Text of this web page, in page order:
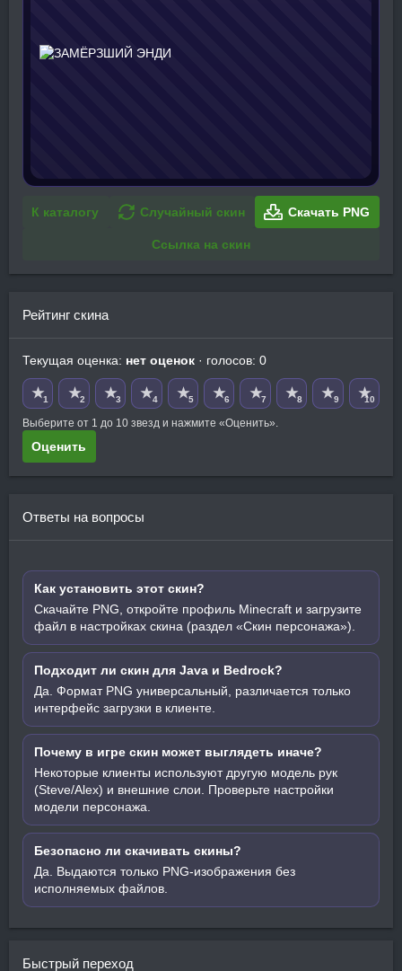
К каталогу Случайный скин Скачать PNG
Ссылка на скин
Рейтинг скина
Текущая оценка: нет оценок · голосов: 0
★1 ★2 ★3 ★4 ★5 ★6 ★7 ★8 ★9 ★10
Выберите от 1 до 10 звезд и нажмите «Оценить».
Оценить
Ответы на вопросы
Как установить этот скин?
Скачайте PNG, откройте профиль Minecraft и загрузите
файл в настройках скина (раздел «Скин персонажа»).
Подходит ли скин для Java и Bedrock?
Да. Формат PNG универсальный, различается только
интерфейс загрузки в клиенте.
Почему в игре скин может выглядеть иначе?
Некоторые клиенты используют другую модель рук
(Steve/Alex) и внешние слои. Проверьте настройки
модели персонажа.
Безопасно ли скачивать скины?
Да. Выдаются только PNG-изображения без
исполняемых файлов.
Быстрый переход